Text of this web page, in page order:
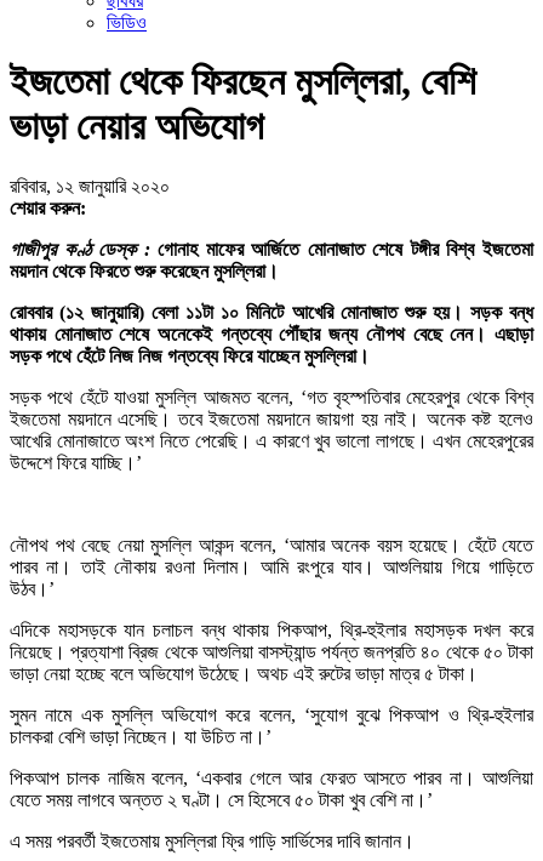
ভিডিও
ইজতেমা থেকে ফিরছেন মুসল্লিরা, বেশি
ভাড়া নেয়ার অভিযোগ
রবিবার, ১২ জানুয়ারি ২০২০
শেয়ার করুন:
গাজীপুর কণ্ঠ ডেস্ক :গোনাহ মাফের আর্জিতে মোনাজাত শেষে টঙ্গীর বিশ্ব ইজতেমা
ময়দান থেকে ফিরতে শুরু করেছেন মুসল্লিরা।
রোববার (১২ জানুয়ারি) বেলা ১১টা ১০ মিনিটে আখেরি মোনাজাত শুরু হয়। সড়ক বন্ধ
থাকায় মোনাজাত শেষে অনেকেই গন্তব্যে পৌঁছার জন্য নৌপথ বেছে নেন। এছাড়া
সড়ক পথে হেঁটে নিজ নিজ গন্তব্যে ফিরে যাচ্ছেন মুসল্লিরা।
সড়ক পথে হেঁটে যাওয়া মুসল্লি আজমত বলেন, ‘গত বৃহস্পতিবার মেহেরপুর থেকে বিশ্ব
ইজতেমা ময়দানে এসেছি। তবে ইজতেমা ময়দানে জায়গা হয় নাই। অনেক কষ্ট হলেও
আখেরি মোনাজাতে অংশ নিতে পেরেছি। এ কারণে খুব ভালো লাগছে। এখন মেহেরপুরের
উদ্দেশে ফিরে যাচ্ছি।’
নৌপথ পথ বেছে নেয়া মুসল্লি আকন্দ বলেন, ‘আমার অনেক বয়স হয়েছে। হেঁটে যেতে
পারব না। তাই নৌকায় রওনা দিলাম। আমি রংপুরে যাব। আশুলিয়ায় গিয়ে গাড়িতে
উঠব।’
এদিকে মহাসড়কে যান চলাচল বন্ধ থাকায় পিকআপ, থ্রি-হুইলার মহাসড়ক দখল করে
নিয়েছে। প্রত্যাশা ব্রিজ থেকে আশুলিয়া বাসস্ট্যান্ড পর্যন্ত জনপ্রতি ৪০ থেকে ৫০ টাকা
ভাড়া নেয়া হচ্ছে বলে অভিযোগ উঠেছে। অথচ এই রুটের ভাড়া মাত্র ৫ টাকা।
সুমন নামে এক মুসল্লি অভিযোগ করে বলেন, ‘সুযোগ বুঝে পিকআপ ও থ্রি-হুইলার
চালকরা বেশি ভাড়া নিচ্ছেন। যা উচিত না।’
পিকআপ চালক নাজিম বলেন, ‘একবার গেলে আর ফেরত আসতে পারব না। আশুলিয়া
যেতে সময় লাগবে অন্তত ২ ঘণ্টা। সে হিসেবে ৫০ টাকা খুব বেশি না।’
এ সময় পরবর্তী ইজতেমায় মুসল্লিরা ফ্রি গাড়ি সার্ভিসের দাবি জানান।